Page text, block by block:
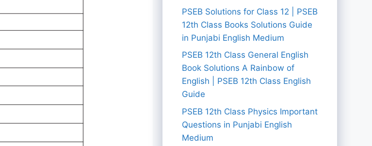
PSEB Solutions for Class 12 | PSEB
12th Class Books Solutions Guide
in Punjabi English Medium
PSEB 12th Class General English
Book Solutions A Rainbow of
English | PSEB 12th Class English
Guide
PSEB 12th Class Physics Important
Questions in Punjabi English
Medium